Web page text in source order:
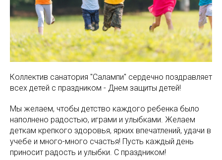
Коллектив санатория "Салампи" сердечно поздравляет
всех детей с праздником - Днем защиты детей!
Мы желаем, чтобы детство каждого ребенка было
наполнено радостью, играми и улыбками. Желаем
деткам крепкого здоровья, ярких впечатлений, удачи в
учебе и много-много счастья! Пусть каждый день
приносит радость и улыбки. С праздником!